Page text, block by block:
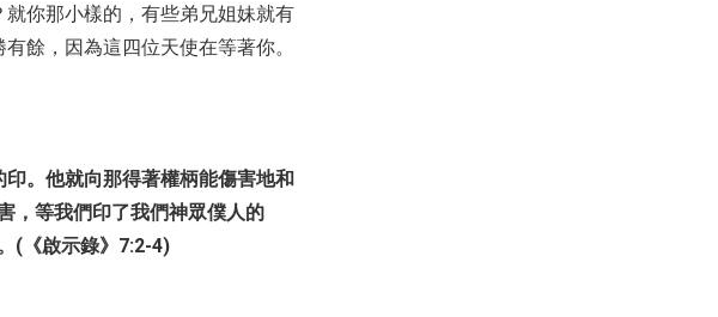
你那小樣的，有些弟兄姐妹就有
餘，因為這四位天使在等著你。
。他就向那得著權柄能傷害地和
，等我們印了我們神眾僕人的
(《啟示錄》7:2-4)